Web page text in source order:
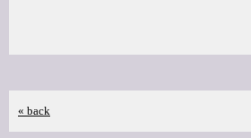
« back